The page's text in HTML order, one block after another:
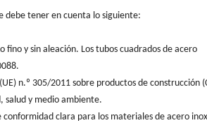
debe tener en cuenta lo siguiente:
y sin aleación. Los tubos cuadrados de acero
n.º 305/2011 sobre productos de construcción
salud y medio ambiente.
clara para los materiales de acero